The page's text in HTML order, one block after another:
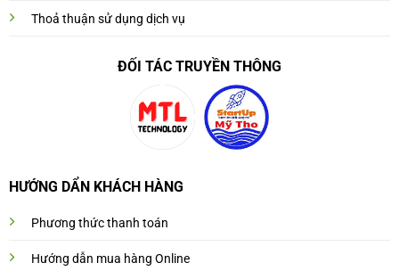
Thoả thuận sử dụng dịch vụ
ĐỐI TÁC TRUYỀN THÔNG
HƯỚNG DẨN KHÁCH HÀNG
Phương thức thanh toán
Hướng dẫn mua hàng Online